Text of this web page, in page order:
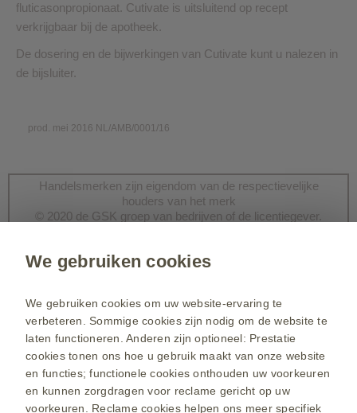
fluticasonpropionaat. Cutivate is uitsluitend op recept
verkrijgbaar bij de apotheek.
De dosering en de bijwerkingen van Cutivate kunt u nalezen in
de bijsluiter.
prod. mei 2016 NL/AMB/0001/16
Handelsmerken zijn eigendom van de respectievelijke
houders van het merk
© 2020 de GSK groep van bedrijven of de licentiegever.
Heeft u een vraag?
Neem contact op
www.nl.gsk.com
Gebruiksvoorwaarden
We gebruiken cookies
We gebruiken cookies om uw website-ervaring te
verbeteren. Sommige cookies zijn nodig om de website te
laten functioneren. Anderen zijn optioneel: Prestatie
cookies tonen ons hoe u gebruik maakt van onze website
en functies; functionele cookies onthouden uw voorkeuren
en kunnen zorgdragen voor reclame gericht op uw
voorkeuren. Reclame cookies helpen ons meer specifiek